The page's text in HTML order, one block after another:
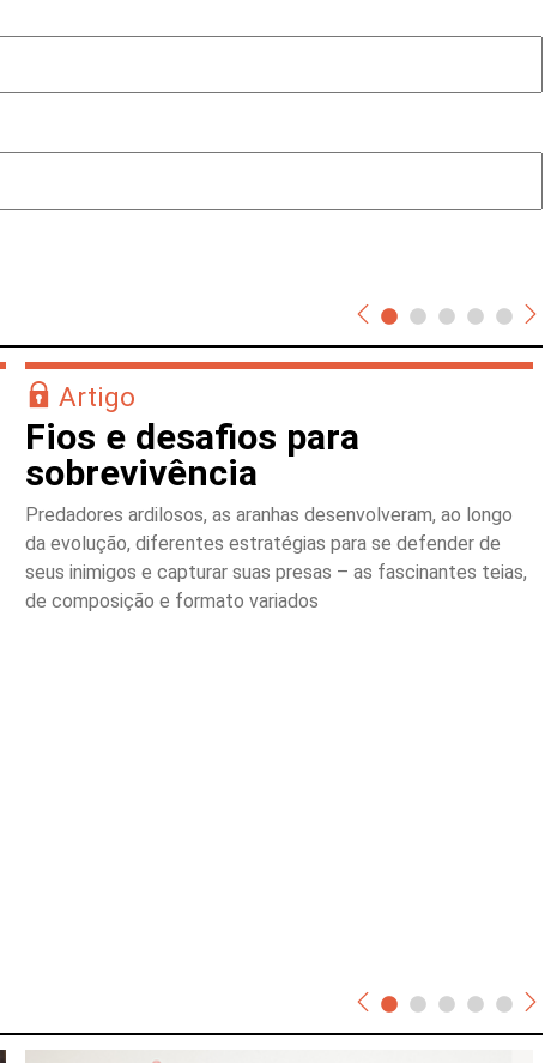
Artigo
Fios e desafios para
sobrevivência
Predadores ardilosos, as aranhas desenvolveram, ao longo
da evolução, diferentes estratégias para se defender de
seus inimigos e capturar suas presas – as fascinantes teias,
de composição e formato variados